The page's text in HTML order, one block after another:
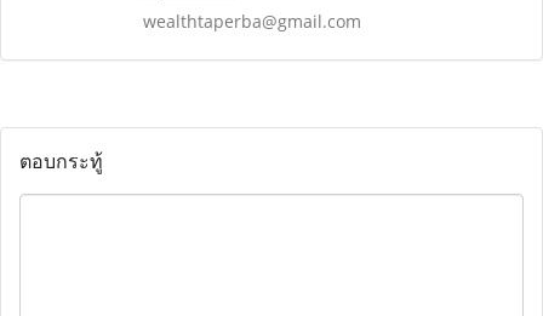
wealthtaperba@gmail.com
ตอบกระทู้